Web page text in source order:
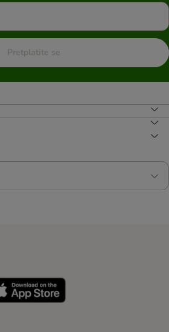
Pretplatite se